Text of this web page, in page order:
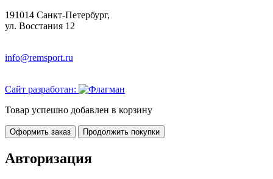
191014 Санкт-Петербург,
ул. Восстания 12
info@remsport.ru
Сайт разработан:
Товар успешно добавлен в корзину
Оформить заказ Продолжить покупки
Авторизация